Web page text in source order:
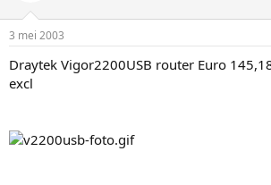
3 mei 2003
Draytek Vigor2200USB router Euro
excl